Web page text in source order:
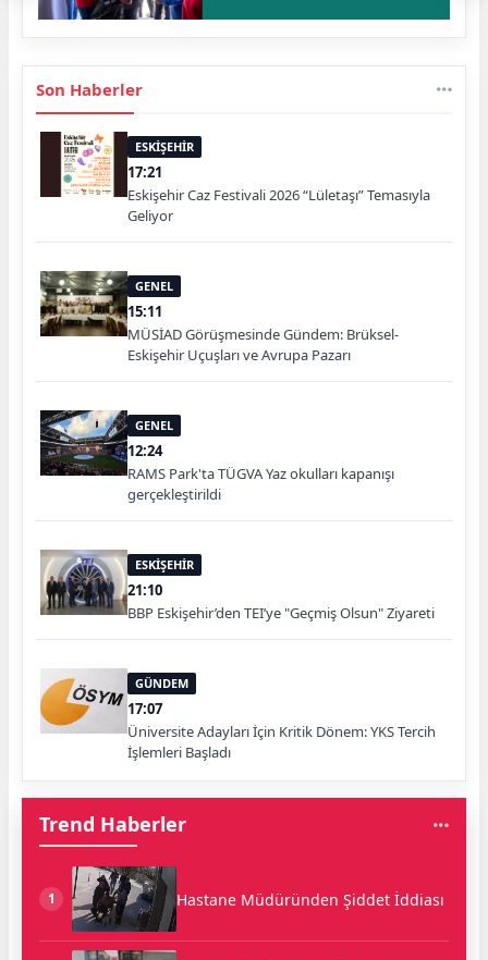
Son Haberler
ESKİŞEHİR
17:21
Eskişehir Caz Festivali 2026 “Lületaşı” Temasıyla
Geliyor
GENEL
15:11
MÜSİAD Görüşmesinde Gündem: Brüksel-
Eskişehir Uçuşları ve Avrupa Pazarı
GENEL
12:24
RAMS Park'ta TÜGVA Yaz okulları kapanışı
gerçekleştirildi
ESKİŞEHİR
21:10
BBP Eskişehir’den TEI’ye "Geçmiş Olsun" Ziyareti
GÜNDEM
17:07
Üniversite Adayları İçin Kritik Dönem: YKS Tercih
İşlemleri Başladı
Trend Haberler
1 Hastane Müdüründen Şiddet İddiası